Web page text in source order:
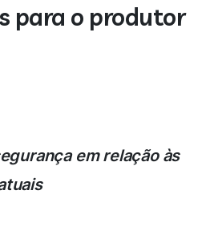
para o produtor
em relação às